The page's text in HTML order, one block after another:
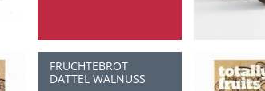
FRÜCHTEBROT
DATTEL WALNUSS